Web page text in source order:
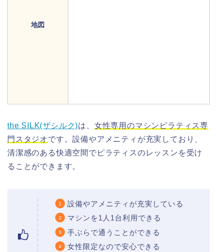
地図
the SILK(ザシルク)は、 女性専用のマシンピラティス専
門スタジオ です。設備やアメニティが充実しており、
清潔感のある快適空間でピラティスのレッスンを受け
ることができます。
設備やアメニティが充実している
マシンを1人1台利用できる
手ぶらで通うことができる
女性限定なので安心できる